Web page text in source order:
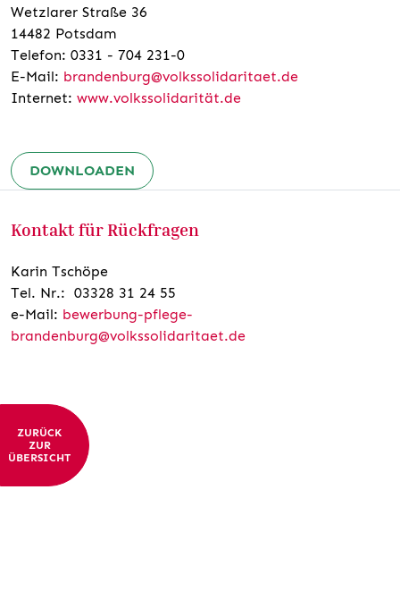
Wetzlarer Straße 36
14482 Potsdam
Telefon: 0331 - 704 231-0
E-Mail: brandenburg@volkssolidaritaet.de
Internet: www.volkssolidarität.de
DOWNLOADEN
Kontakt für Rückfragen
Karin Tschöpe
Tel. Nr.: 03328 31 24 55
e-Mail: bewerbung-pflege-
brandenburg@volkssolidaritaet.de
ZURÜCK
ZUR
ÜBERSICHT